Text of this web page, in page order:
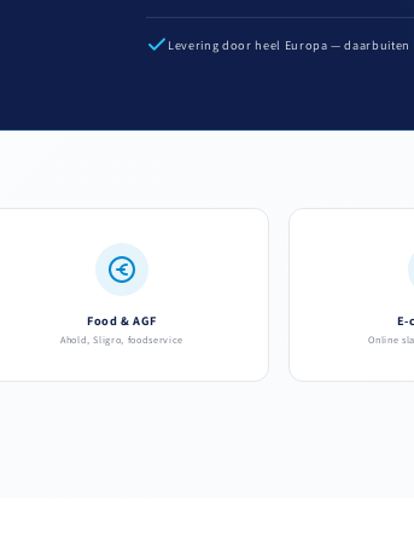
Levering door heel Europa — daarbuiten
Food & AGF
Ahold, Sligro, foodservice
E-
Online